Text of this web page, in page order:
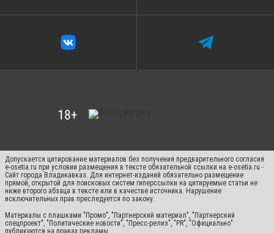
Допускается цитирование материалов без получения предварительного согласия
e-osetia.ru при условии размещения в тексте обязательной ссылки на e-osetia.ru -
Сайт города Владикавказ. Для интернет-изданий обязательно размещение
прямой, открытой для поисковых систем гиперссылки на цитируемые статьи не
ниже второго абзаца в тексте или в качестве источника. Нарушение
исключительных прав преследуется по закону.
Материалы с плашками "Промо", "Партнерский материал", "Партнерский
спецпроект", "Политические новости", "Пресс-релиз", "PR", "Официально"